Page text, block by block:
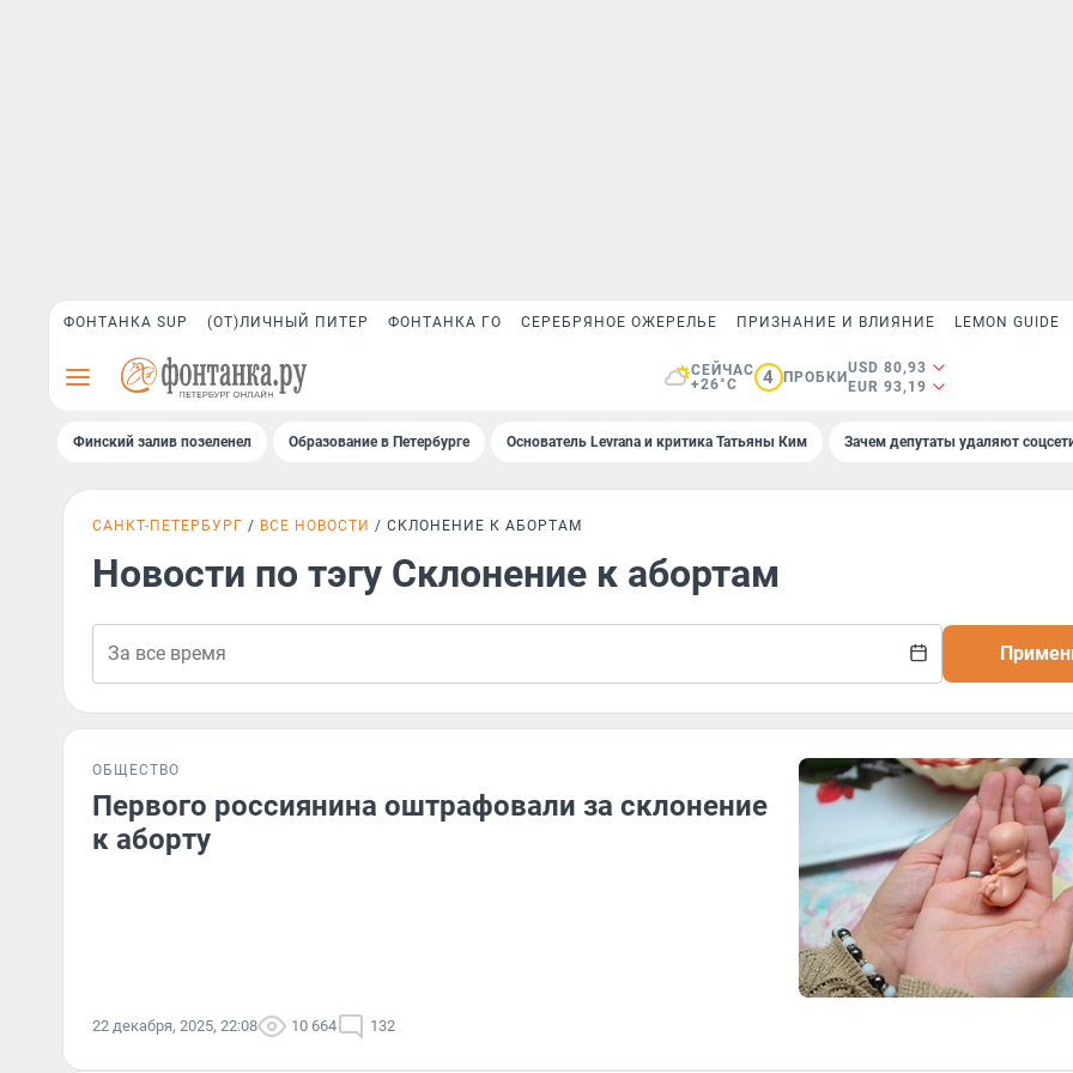
ФОНТАНКА SUP (ОТ)ЛИЧНЫЙ ПИТЕР ФОНТАНКА ГО СЕРЕБРЯНОЕ ОЖЕРЕЛЬЕ ПРИЗНАНИЕ И ВЛИЯНИЕ LEMON GUIDE
СЕЙЧАС
+26°C
4 ПРОБКИ
USD 80,93
EUR 93,19
Финский залив позеленел Образование в Петербурге Основатель Levrana и критика Татьяны Ким Зачем депутаты удаляют
САНКТ-ПЕТЕРБУРГ ВСЕ НОВОСТИ СКЛОНЕНИЕ К АБОРТАМ
Новости по тэгу Склонение к абортам
ОБЩЕСТВО
Первого россиянина оштрафовали за склонение
к аборту
22 декабря, 2025, 22:08 10 664 132